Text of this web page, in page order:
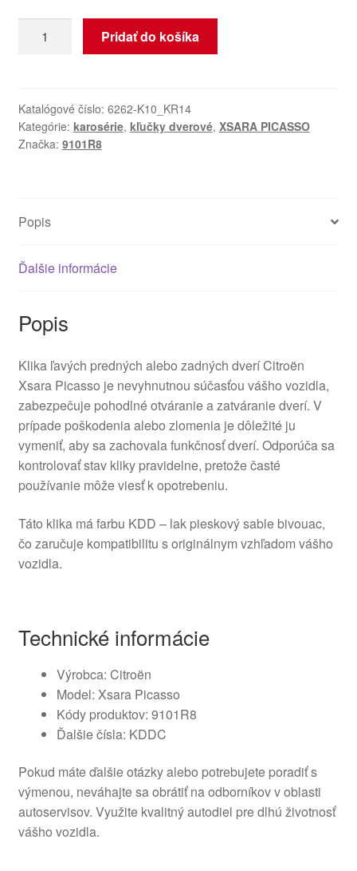
Klika
Citroën
Xsara
Picasso
Pridať do košíka
Katalógové číslo: 6262-K10_KR14
Kategórie: karosérie, kľučky dverové, XSARA PICASSO
Značka: 9101R8
Popis
Ďalšie informácie
Popis
Klika ľavých predných alebo zadných dverí Citroën
Xsara Picasso je nevyhnutnou súčasťou vášho vozidla,
zabezpečuje pohodlné otváranie a zatváranie dverí. V
prípade poškodenia alebo zlomenia je dôležité ju
vymeniť, aby sa zachovala funkčnosť dverí. Odporúča sa
kontrolovať stav kliky pravidelne, pretože časté
používanie môže viesť k opotrebeniu.
Táto klika má farbu KDD – lak pieskový sable bivouac,
čo zaručuje kompatibilitu s originálnym vzhľadom vášho
vozidla.
Technické informácie
Výrobca: Citroën
Model: Xsara Picasso
Kódy produktov: 9101R8
Ďalšie čísla: KDDC
Pokud máte ďalšie otázky alebo potrebujete poradiť s
výmenou, neváhajte sa obrátiť na odborníkov v oblasti
autoservisov. Využite kvalitný autodiel pre dlhú životnosť
vášho vozidla.